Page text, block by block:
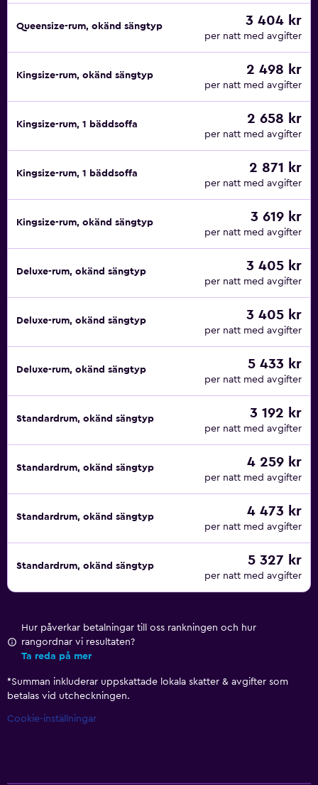
Queensize-rum, okänd sängtyp 3 404 kr
per natt med avgifter
Kingsize-rum, okänd sängtyp 2 498 kr
per natt med avgifter
Kingsize-rum, 1 bäddsoffa 2 658 kr
per natt med avgifter
Kingsize-rum, 1 bäddsoffa 2 871 kr
per natt med avgifter
Kingsize-rum, okänd sängtyp 3 619 kr
per natt med avgifter
Deluxe-rum, okänd sängtyp 3 405 kr
per natt med avgifter
Deluxe-rum, okänd sängtyp 3 405 kr
per natt med avgifter
Deluxe-rum, okänd sängtyp 5 433 kr
per natt med avgifter
Standardrum, okänd sängtyp 3 192 kr
per natt med avgifter
Standardrum, okänd sängtyp 4 259 kr
per natt med avgifter
Standardrum, okänd sängtyp 4 473 kr
per natt med avgifter
Standardrum, okänd sängtyp 5 327 kr
per natt med avgifter
Hur påverkar betalningar till oss rankningen och hur
rangordnar vi resultaten?
Ta reda på mer
*Summan inkluderar uppskattade lokala skatter & avgifter som
betalas vid utcheckningen.
Cookie-inställningar